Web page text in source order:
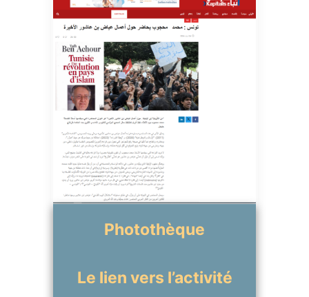
Photothèque
Le lien vers l’activité